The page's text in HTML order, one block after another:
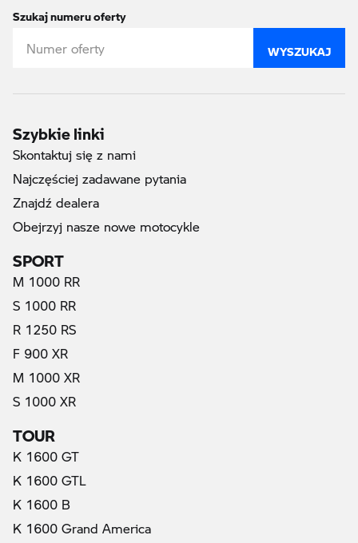
Szukaj numeru oferty
WYSZUKAJ
Szybkie linki
Skontaktuj się z nami
Najczęściej zadawane pytania
Znajdź dealera
Obejrzyj nasze nowe motocykle
SPORT
M 1000 RR
S 1000 RR
R 1250 RS
F 900 XR
M 1000 XR
S 1000 XR
TOUR
K 1600 GT
K 1600 GTL
K 1600 B
K 1600 Grand America